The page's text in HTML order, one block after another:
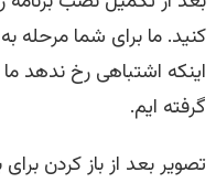
کنید. ما برای شما مرحله
اینکه اشتباهی رخ ندهد
گرفته ایم.
تصویر بعد از باز کردن